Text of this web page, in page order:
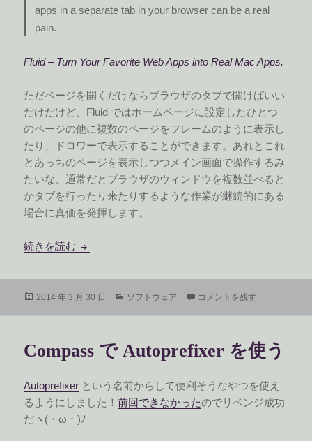
apps in a separate tab in your browser can be a real
pain.
Fluid – Turn Your Favorite Web Apps into Real Mac Apps.
ただページを開くだけならブラウザのタブで開けばいい
だけだけど、Fluid ではホームページに設定したひとつ
のページの他に複数のページをフレームのように表示し
たり、ドロワーで表示することができます。あれとこれ
とあっちのページを表示しつつメイン画面で操作するみ
たいな、通常だとブラウザのウィンドウを複数並べると
かタブを行ったり来たりするような作業が継続的にある
場合に真価を発揮します。
続きを読む Fluid の一部機能が有料になってた
投
2014 年 3 月 30 日
カ
ー
ソフトウェア Fluid の一部機能が有料にな
コメントを残す
Compass で Autoprefixer を使う
Autoprefixer という名前からして便利そうなやつを使え
るようにしました！前回できなかったのでリベンジ成功
だヽ(・ω・)ﾉ